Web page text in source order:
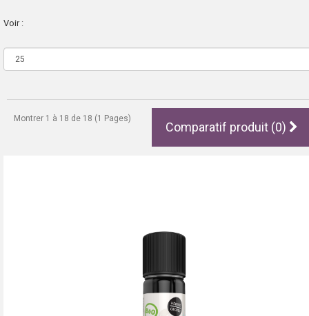
Voir :
Montrer 1 à 18 de 18 (1 Pages)
Comparatif produit (0)